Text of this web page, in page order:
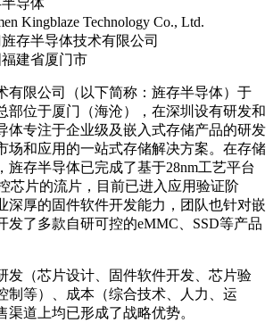
Kingblaze Technology Co., Ltd.
存半导体技术有限公司
建省厦门市
有限公司（以下简称：旌存半导体）于
部位于厦门（海沧），在深圳设有研发和
体专注于企业级及嵌入式存储产品的研发
场和应用的一站式存储解决方案。在存储
旌存半导体已完成了基于28nm工艺平台
芯片的流片，目前已进入应用验证阶
深厚的固件软件开发能力，团队也针对嵌
发了多款自研可控的eMMC、SSD等产品
发（芯片设计、固件软件开发、芯片验
制等）、成本（综合技术、人力、运
渠道上均已形成了战略优势。